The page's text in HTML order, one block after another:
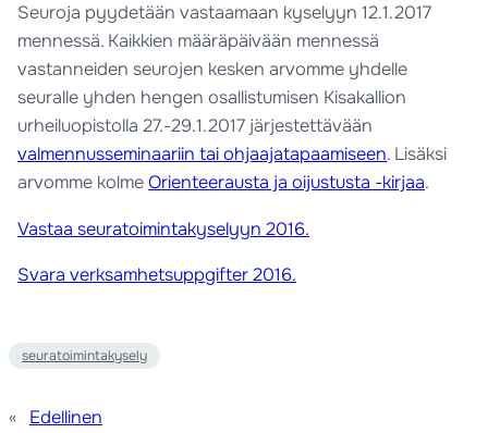
Seuroja pyydetään vastaamaan kyselyyn 12.1.2017
mennessä. Kaikkien määräpäivään mennessä
vastanneiden seurojen kesken arvomme yhdelle
seuralle yhden hengen osallistumisen Kisakallion
urheiluopistolla 27.-29.1.2017 järjestettävään
valmennusseminaariin tai ohjaajatapaamiseen. Lisäksi
arvomme kolmeOrienteerausta ja oijustusta -kirjaa.
Vastaa seuratoimintakyselyyn 2016.
Svara verksamhetsuppgifter 2016.
seuratoimintakysely
«
Edellinen